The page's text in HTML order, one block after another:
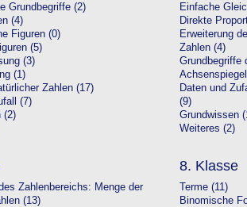
Grundbegriffe (2)
(4)
Figuren (0)
(5)
(3)
(1)
Zahlen (17)
(7)
(2)
Einfache
Direkte
Erweiterung
Zahlen (4)
Grundbegriffe
Daten und
(9)
Grundwissen
Weiteres (2)
Zahlenbereichs: Menge der
(13)
8. Klasse
Terme (11)
Binomische